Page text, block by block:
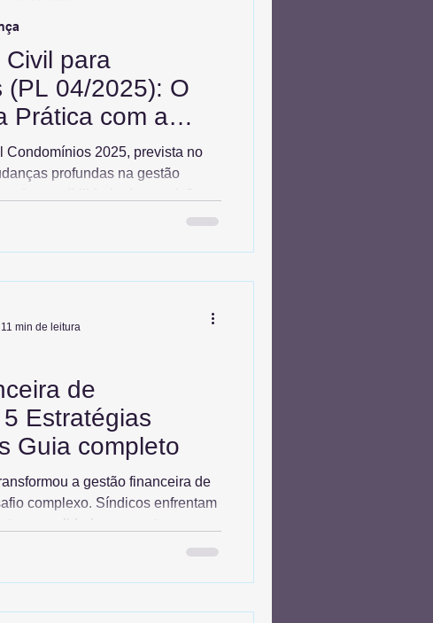
para
(PL 04/2025): O
Prática com a
Civil
2025
Condomínios 2025, prevista no
profundas na gestão
da possibilidade de expulsão do
a multa por inadimplência
adquirir personalidade
comuns com segurança
de
Estratégias
Guia completo
a gestão financeira de
complexo. Síndicos enfrentam
a qualidade enquanto
como a conta de energia
tecnologia, sustentabilidade
estratégias fundamentadas
11 min de leitura